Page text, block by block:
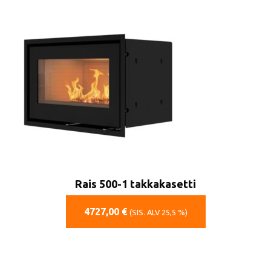
Rais 500-1 takkakasetti
4727,00 € (SIS. ALV 25,5 %)